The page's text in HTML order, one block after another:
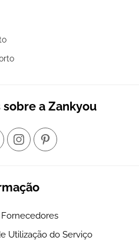
a Zankyou
Utilização do Serviço